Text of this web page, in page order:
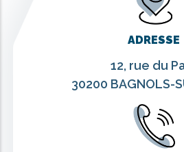
ADRESSE
12, rue du
30200 BAGNOLS-